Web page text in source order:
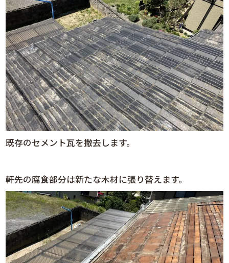
既存のセメント瓦を撤去します。
軒先の腐食部分は新たな木材に張り替えます。